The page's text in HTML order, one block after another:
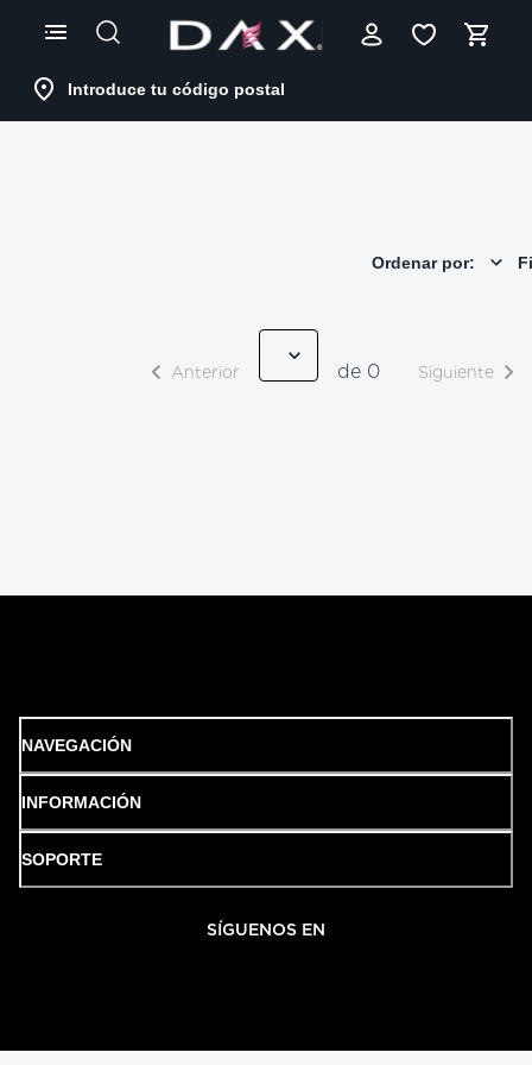
Introduce tu código postal
Ordenar por:
Anterior de 0 Siguiente
NAVEGACIÓN
INFORMACIÓN
SOPORTE
SÍGUENOS EN